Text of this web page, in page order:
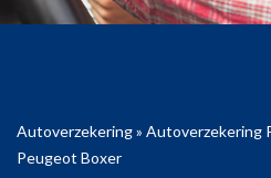
Autoverzekering» Autoverzekering
Peugeot Boxer